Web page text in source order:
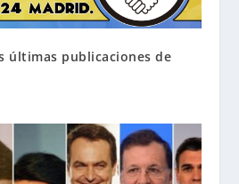
últimas publicaciones de